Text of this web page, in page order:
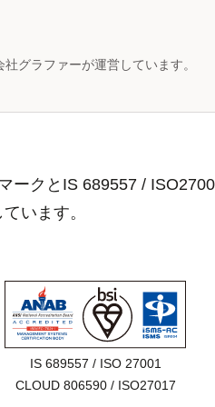
グラファーが運営しています。
ークとIS 689557 /
います。
IS 689557 / ISO 27001
CLOUD 806590 / ISO27017